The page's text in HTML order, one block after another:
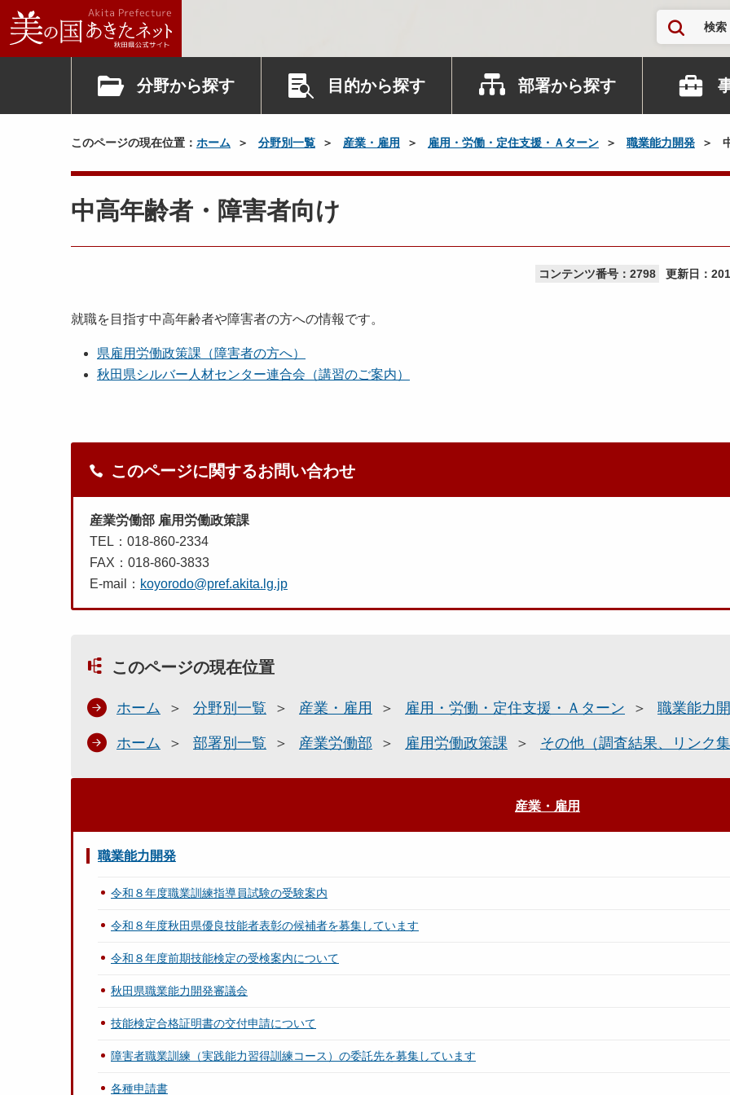
検索
分野から探す 目的から探す 部署から探す
このページの現在位置： ホーム 分野別一覧 産業・雇用 雇用・労働・定住支援・Ａターン 職業能力開発
中高年齢者・障害者向け
コンテンツ番号：2798 更新日：
就職を目指す中高年齢者や障害者の方への情報です。
県雇用労働政策課（障害者の方へ）
秋田県シルバー人材センター連合会（講習のご案内）
このページに関するお問い合わせ
産業労働部 雇用労働政策課
TEL：018-860-2334
FAX：018-860-3833
E-mail： koyorodo@pref.akita.lg.jp
このページの現在位置
ホーム 分野別一覧 産業・雇用 雇用・労働・定住支援・Ａターン 職業能力
ホーム 部署別一覧 産業労働部 雇用労働政策課 その他（調査結果、リンク
産業・雇用
職業能力開発
令和８年度職業訓練指導員試験の受験案内
令和８年度秋田県優良技能者表彰の候補者を募集しています
令和８年度前期技能検定の受検案内について
秋田県職業能力開発審議会
技能検定合格証明書の交付申請について
障害者職業訓練（実践能力習得訓練コース）の委託先を募集しています
各種申請書